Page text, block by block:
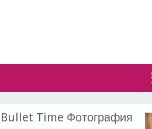
​Bullet Time Фотография